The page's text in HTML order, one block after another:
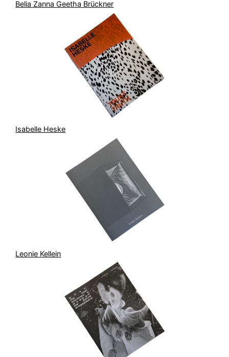
Belia Zanna Geetha Brückner
Isabelle Heske
Leonie Kellein